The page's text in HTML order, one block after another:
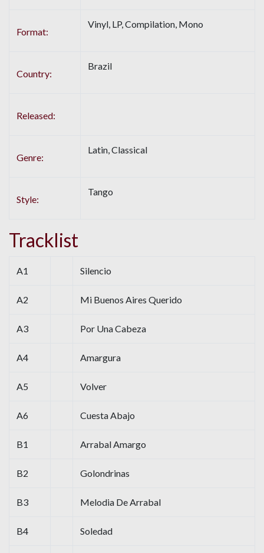
Format:
Vinyl, LP, Compilation, Mono
Country:
Brazil
Released:
Genre:
Latin, Classical
Style:
Tango
Tracklist
A1 Silencio
A2 Mi Buenos Aires Querido
A3 Por Una Cabeza
A4 Amargura
A5 Volver
A6 Cuesta Abajo
B1 Arrabal Amargo
B2 Golondrinas
B3 Melodia De Arrabal
B4 Soledad